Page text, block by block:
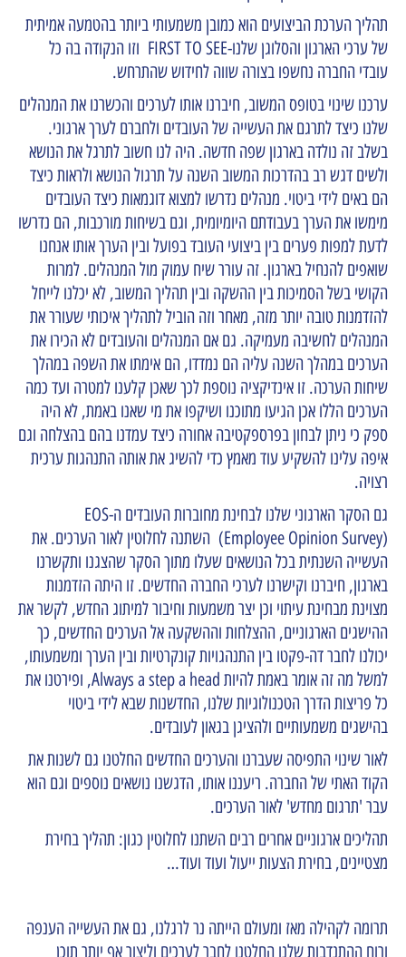
תהליך הערכת הביצועים הוא כמובן משמעותי ביותר בהטמעה אמיתית
של ערכי הארגון והסלוגן שלנו-FIRST TO SEE וזו הנקודה בה כל
עובדי החברה נחשפו בצורה שווה לחידוש שהתרחש.
ערכנו שינוי בטופס המשוב, חיברנו אותו לערכים והכשרנו את המנהלים
שלנו כיצד לתרגם את העשייה של העובדים ולחברם לערך ארגוני.
בשלב זה נולדה בארגון שפה חדשה. היה לנו חשוב לתרגל את הנושא
ולשים דגש רב בהדרכות המשוב השנה על תרגול הנושא ולראות כיצד
הם באים לידי ביטוי. מנהלים נדרשו למצוא דוגמאות כיצד העובדים
מימשו את הערך בעבודתם היומיומית, וגם בשיחות מורכבות, הם נדרשו
לדעת למפות פערים בין ביצועי העובד בפועל ובין הערך אותו אנחנו
שואפים להנחיל בארגון. זה עורר שיח עמוק מול המנהלים. למרות
הקושי בשל הסמיכות בין ההשקה ובין תהליך המשוב, לא יכלנו לייחל
להזדמנות טובה יותר מזה, מאחר וזה הוביל לתהליך איכותי שעורר את
המנהלים לחשיבה מעמיקה. גם אם המנהלים והעובדים לא הכירו את
הערכים במהלך השנה עליה הם נמדדו, הם אימתו את השפה במהלך
שיחות הערכה. זו אינדיקציה נוספת לכך שאכן קלענו למטרה ועד כמה
הערכים הללו אכן הגיעו מתוכנו ושיקפו את מי שאנו באמת, לא היה
ספק כי ניתן לבחון בפרספקטיבה אחורה כיצד עמדנו בהם בהצלחה וגם
איפה עלינו להשקיע עוד מאמץ כדי להשיג את אותה התנהגות ערכית
רצויה.
גם הסקר הארגוני שלנו לבחינת מחוברות העובדים ה-EOS
(Employee Opinion Survey) השתנה לחלוטין לאור הערכים. את
העשייה השנתית בכל הנושאים שעלו מתוך הסקר שהצגנו ותקשרנו
בארגון, חיברנו וקישרנו לערכי החברה החדשים. זו היתה הזדמנות
מצוינת מבחינת עיתוי וכן יצר משמעות וחיבור למיתוג החדש, לקשר את
ההישגים הארגוניים, ההצלחות וההשקעה אל הערכים החדשים, כך
יכולנו לחבר דה-פקטו בין התנהגויות קונקרטיות ובין הערך ומשמעותו,
למשל מה זה אומר באמת להיות Always a step a head, ופירטנו את
כל פריצות הדרך הטכנולוגיות שלנו, החדשנות שבא לידי ביטוי
בהישגים משמעותיים ולהציגן בגאון לעובדים.
לאור שינוי התפיסה שעברנו והערכים החדשים החלטנו גם לשנות את
הקוד האתי של החברה. ריעננו אותו, הדגשנו נושאים נוספים וגם הוא
עבר 'תרגום מחדש' לאור הערכים.
תהליכים ארגוניים אחרים רבים השתנו לחלוטין כגון: תהליך בחירת
מצטיינים, בחירת הצעות ייעול ועוד ועוד…
תרומה לקהילה מאז ומעולם הייתה נר לרגלנו, גם את העשייה הענפה
ורוח ההתנדבות שלנו החלטנו לחבר לערכים וליצור אף יותר תוכן